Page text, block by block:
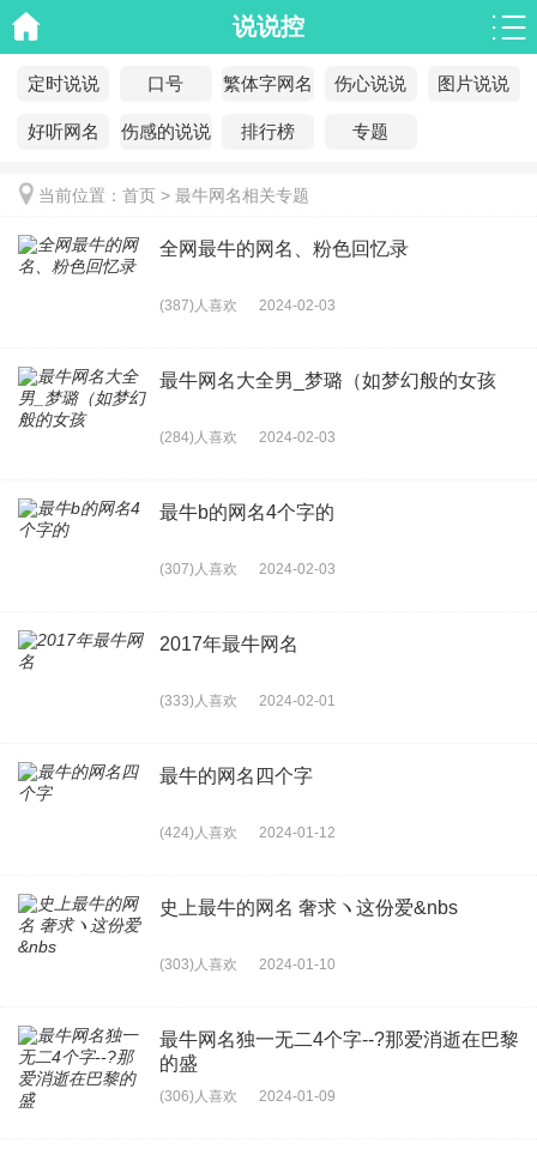
说说控
定时说说 口号 繁体字网名 伤心说说 图片说说
好听网名 伤感的说说 排行榜 专题
当前位置： 首页 > 最牛网名相关专题
全网最牛的网名、粉色回忆录
(387)人喜欢 2024-02-03
最牛网名大全男_梦璐（如梦幻般的女孩
(284)人喜欢 2024-02-03
最牛b的网名4个字的
(307)人喜欢 2024-02-03
2017年最牛网名
(333)人喜欢 2024-02-01
最牛的网名四个字
(424)人喜欢 2024-01-12
史上最牛的网名 奢求ヽ这份爱&nbs
(303)人喜欢 2024-01-10
最牛网名独一无二4个字--?那爱消逝在巴黎
的盛
(306)人喜欢 2024-01-09